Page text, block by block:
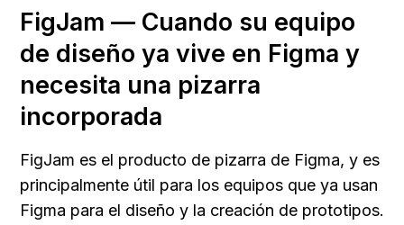
FigJam — Cuando su equipo
de diseño ya vive en Figma y
necesita una pizarra
incorporada
FigJam es el producto de pizarra de Figma, y es
principalmente útil para los equipos que ya usan
Figma para el diseño y la creación de prototipos.